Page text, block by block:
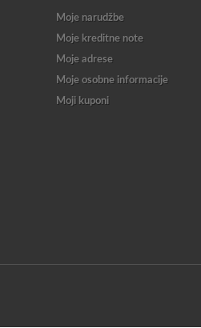
Moje narudžbe
Moje kreditne note
Moje adrese
Moje osobne informacije
Moji kuponi